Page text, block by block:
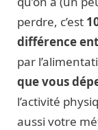
perdre, c’est
différence
par
que vous
l’activité
aussi votre